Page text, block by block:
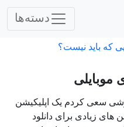
دسته‌ها
که باید نیست؟
موبایلی
سعی کردم یک اپلیکیشن
های زیادی برای دانلود